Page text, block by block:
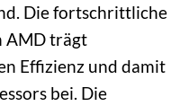
Die fortschrittliche
AMD trägt
Effizienz und damit
bei. Die